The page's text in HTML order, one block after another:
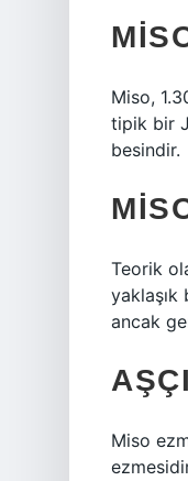
Miso,
tipik bir
besindir.
Teorik
yaklaşık
ancak
Miso